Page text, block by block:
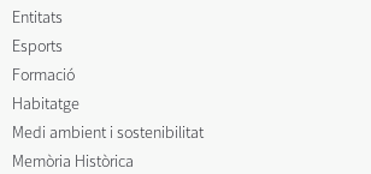
Entitats
Esports
Formació
Habitatge
Medi ambient i sostenibilitat
Memòria Històrica